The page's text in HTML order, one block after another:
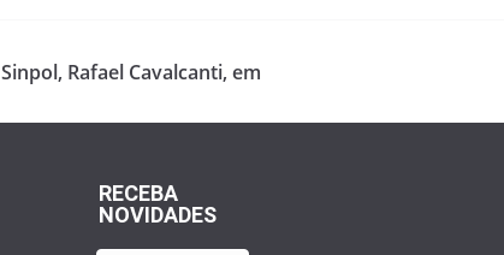
Rafael Cavalcanti, em
RECEBA
NOVIDADES